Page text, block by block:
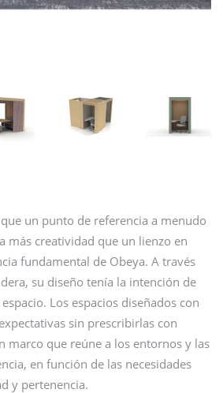
un punto de referencia a menudo
más creatividad que un lienzo en
fundamental de Obeya. A través
su diseño tenía la intención de
Los espacios diseñados con
sin prescribirlas con
marco que reúne a los entornos y las
en función de las necesidades
y pertenencia.